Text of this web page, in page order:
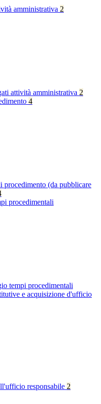
amministrativa 2
attività amministrativa 2
4
procedimento (da pubblicare
procedimentali
tempi procedimentali
e acquisizione d'ufficio
responsabile 2